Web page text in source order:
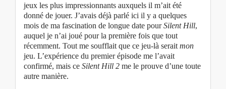
jeux les plus impressionnants auxquels il m’ait été
donné de jouer. J’avais déjà parlé ici il y a quelques
mois de ma fascination de longue date pourSilent Hill,
auquel je n’ai joué pour la première fois que tout
récemment. Tout me soufflait que ce jeu-là serait mon
jeu. L’expérience du premier épisode me l’avait
confirmé, mais ce Silent Hill 2 me le prouve d’une toute
autre manière.